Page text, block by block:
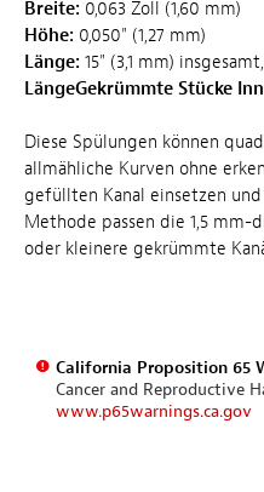
Breite: 0,063 Zoll (1,60 mm)
Höhe: 0,050" (1,27 mm)
Länge: 15" (3,1 mm)
LängeGekrümmte Stücke
Diese Spülungen können
allmähliche Kurven ohne
gefüllten Kanal einsetzen
Methode passen die 1,5
oder kleinere gekrümmte
California Proposition 65
Cancer and Reproductive
www.p65warnings.ca.gov